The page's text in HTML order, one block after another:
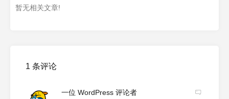
暂无相关文章!
1 条评论
一位 WordPress 评论者